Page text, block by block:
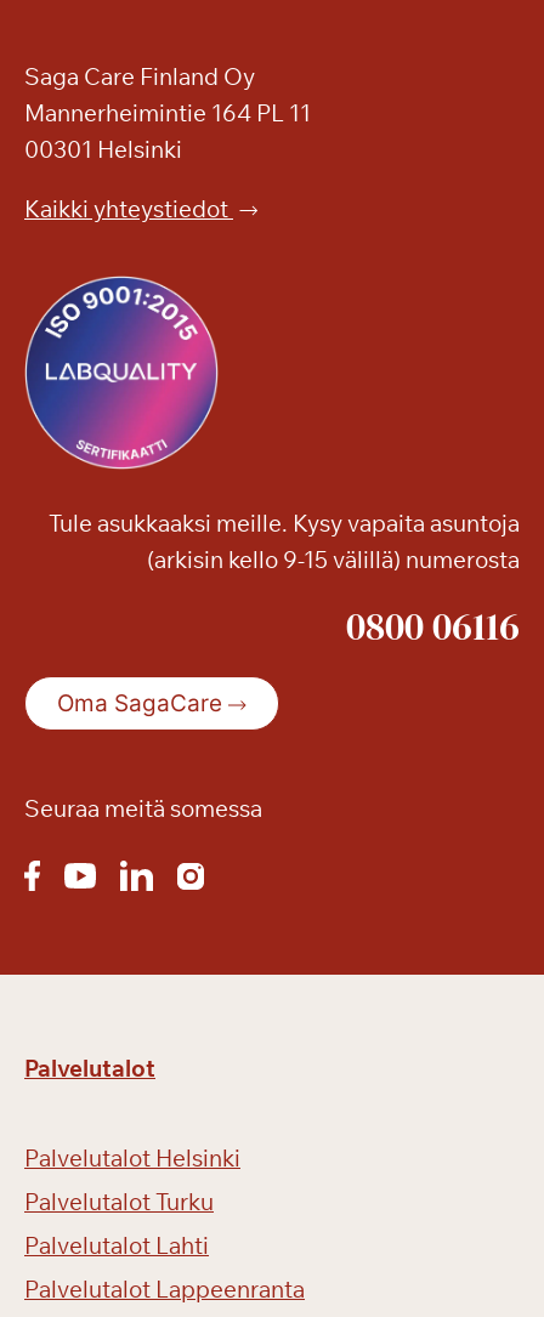
Saga Care Finland Oy
Mannerheimintie 164 PL 11
00301 Helsinki
Kaikki yhteystiedot
Tule asukkaaksi meille. Kysy vapaita asuntoja
(arkisin kello 9-15 välillä) numerosta
0800 06116
Oma SagaCare
Seuraa meitä somessa
Palvelutalot
Palvelutalot Helsinki
Palvelutalot Turku
Palvelutalot Lahti
Palvelutalot Lappeenranta